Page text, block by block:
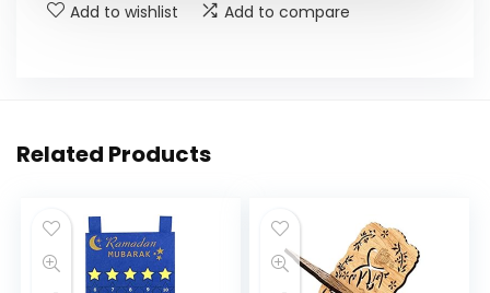
Add to wishlist Add to compare
Related Products